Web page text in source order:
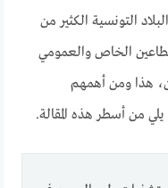
التونسية الكثير من
الخاص والعمومي
هذا ومن أهمهم
من أسطر هذه المقالة.